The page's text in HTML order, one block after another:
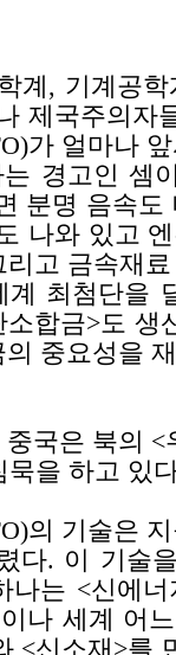
계, 기계공
제국주의자
가 얼마나
경고인 셈
분명 음속
나와 있고
리고 금속재
계 최첨단을
소합금>도
중요성을
국은 북의
묵을 하고 있
의 기술은
다. 이 기술
나는 <신에
나 세계 어
<신소재>를